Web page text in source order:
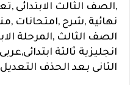
,الصف الثالث الابتدائى
نهائية ,شرح ,امتحانات
الصف الثالث ,المرحلة
انجليزية ثالثة
الثانى بعد الحذف